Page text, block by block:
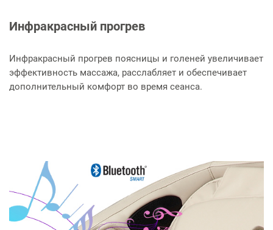
Инфракрасный прогрев
Инфракрасный прогрев поясницы и голеней увеличивает
эффективность массажа, расслабляет и обеспечивает
дополнительный комфорт во время сеанса.